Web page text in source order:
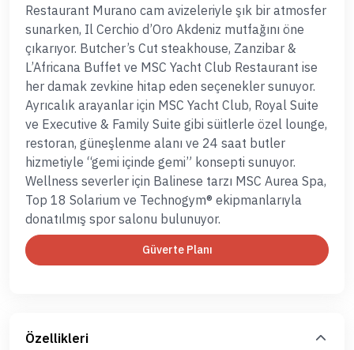
Restaurant Murano cam avizeleriyle şık bir atmosfer
sunarken, Il Cerchio d’Oro Akdeniz mutfağını öne
çıkarıyor. Butcher’s Cut steakhouse, Zanzibar &
L’Africana Buffet ve MSC Yacht Club Restaurant ise
her damak zevkine hitap eden seçenekler sunuyor.
Ayrıcalık arayanlar için MSC Yacht Club, Royal Suite
ve Executive & Family Suite gibi süitlerle özel lounge,
restoran, güneşlenme alanı ve 24 saat butler
hizmetiyle “gemi içinde gemi” konsepti sunuyor.
Wellness severler için Balinese tarzı MSC Aurea Spa,
Top 18 Solarium ve Technogym® ekipmanlarıyla
donatılmış spor salonu bulunuyor.
Güverte Planı
Özellikleri